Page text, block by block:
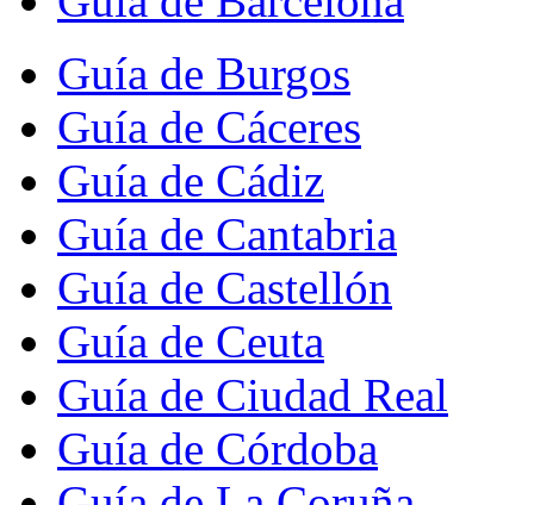
Guía de Burgos
Guía de Cáceres
Guía de Cádiz
Guía de Cantabria
Guía de Castellón
Guía de Ceuta
Guía de Ciudad Real
Guía de Córdoba